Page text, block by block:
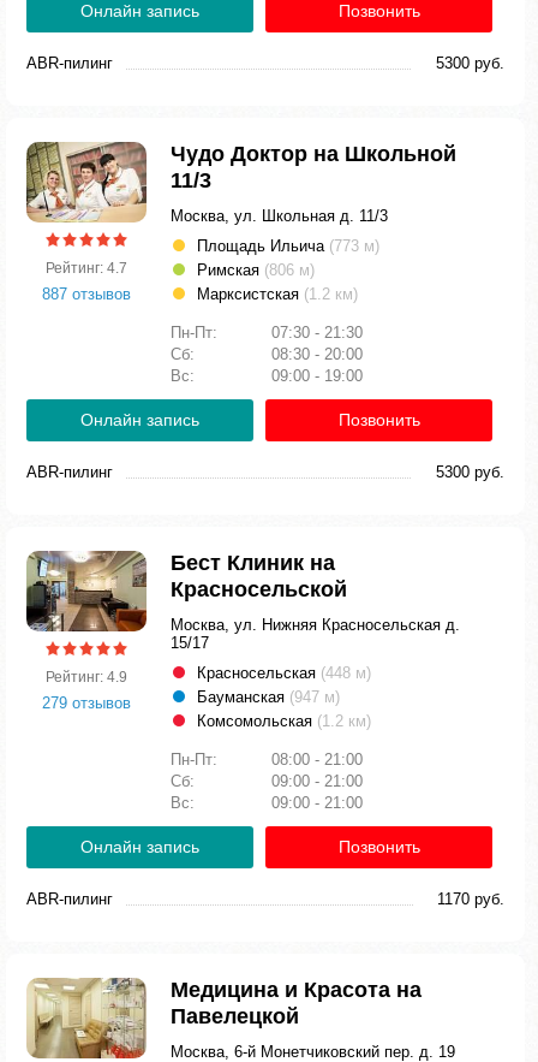
Онлайн запись Позвонить
ABR-пилинг 5300 руб.
Рейтинг: 4.7
887 отзывов
Чудо Доктор на Школьной
11/3
Москва, ул. Школьная д. 11/3
Площадь Ильича (773 м)
Римская (806 м)
Марксистская (1.2 км)
Пн-Пт:
07:30 - 21:30
Сб:
08:30 - 20:00
Вс:
09:00 - 19:00
Онлайн запись Позвонить
ABR-пилинг 5300 руб.
Рейтинг: 4.9
279 отзывов
Бест Клиник на
Красносельской
Москва, ул. Нижняя Красносельская д.
15/17
Красносельская (448 м)
Бауманская (947 м)
Комсомольская (1.2 км)
Пн-Пт:
08:00 - 21:00
Сб:
09:00 - 21:00
Вс:
09:00 - 21:00
Онлайн запись Позвонить
ABR-пилинг 1170 руб.
Медицина и Красота на
Павелецкой
Москва, 6-й Монетчиковский пер. д. 19